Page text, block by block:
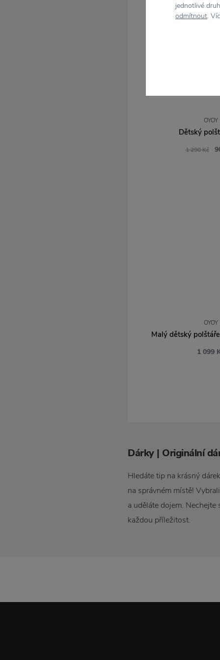
OYOY
Dětský
1 290 Kč
OYOY
Malý dětský
1 099
Dárky | Originální
Hledáte tip na krásný dárek
na správném místě!
a uděláte dojem.
každou příležitost.
jednotlivé
odmítnout.